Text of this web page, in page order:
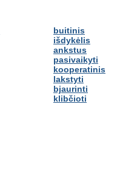
buitinis
išdykėlis
ankstus
pasivaikyti
kooperatinis
lakstyti
bjaurinti
klibčioti